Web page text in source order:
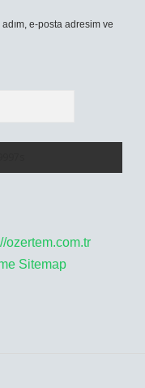
e-posta adresim ve
ozertem.com.tr
Sitemap